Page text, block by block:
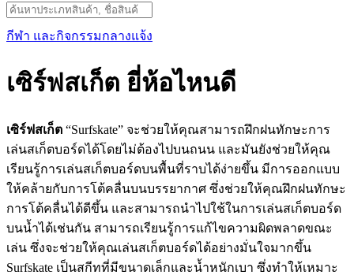
Search
for:
กีฬา และกิจกรรมกลางแจ้ง
เซิร์ฟสเก็ต ยี่ห้อไหนดี
เซิร์ฟสเก็ต “Surfskate” จะช่วยให้คุณสามารถฝึกฝนทักษะการ
เล่นสเก็ตบอร์ดได้โดยไม่ต้องไปบนถนน และมันยังช่วยให้คุณ
เรียนรู้การเล่นสเก็ตบอร์ดบนพื้นที่ราบได้ง่ายขึ้น มีการออกแบบ
ให้คล้ายกับการโต้คลื่นบนบรรยากาศ ซึ่งช่วยให้คุณฝึกฝนทักษะ
การโต้คลื่นได้ดีขึ้น และสามารถนำไปใช้ในการเล่นสเก็ตบอร์ด
บนน้ำได้เช่นกัน สามารถเรียนรู้การแก้ไขความผิดพลาดขณะ
เล่น ซึ่งจะช่วยให้คุณเล่นสเก็ตบอร์ดได้อย่างมั่นใจมากขึ้น
Surfskate เป็นสกีทที่มีขนาดเล็กและน้ำหนักเบา ซึ่งทำให้เหมาะ